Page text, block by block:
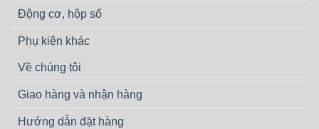
Động cơ, hộp số
Phụ kiện khác
Về chúng tôi
Giao hàng và nhận hàng
Hướng dẫn đặt hàng